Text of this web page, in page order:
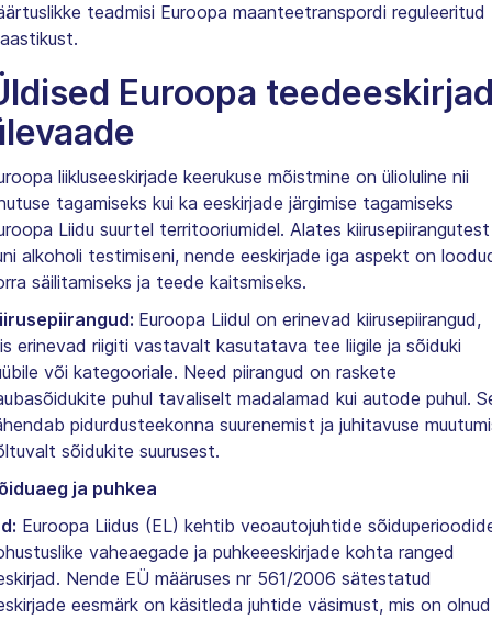
teadmisi Euroopa maanteetranspordi reguleeritud
Euroopa
liikluseeskirjade keerukuse mõistmine on ülioluline nii
tagamiseks kui ka eeskirjade järgimise tagamiseks
Liidu suurtel territooriumidel. Alates kiirusepiirangutest
alkoholi testimiseni, nende eeskirjade iga aspekt on
säilitamiseks ja teede kaitsmiseks.
Euroopa Liidul on erinevad kiirusepiirangud,
erinevad riigiti vastavalt kasutatava tee liigile ja sõiduki
või kategooriale. Need piirangud on raskete
puhul tavaliselt madalamad kui autode puhul.
pidurdusteekonna suurenemist ja juhitavuse
sõidukite suurusest.
ja puhkea
Euroopa Liidus (EL) kehtib veoautojuhtide
vaheaegade ja puhkeeeskirjade kohta ranged
Nende EÜ määruses nr 561/2006 sätestatud
eesmärk on käsitleda juhtide väsimust, mis on olnud